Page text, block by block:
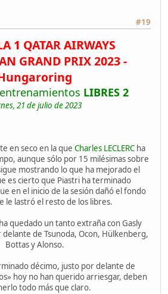
#19
1 QATAR AIRWAYS
GRAND PRIX 2023 -
LIBRES 2
21 de julio de 2023
en seco en la que Charles LECLERC ha
aunque sólo por 15 milésimas sobre
mostrando lo que ha mejorado el
es cierto que Piastri ha terminado
en el inicio de la sesión dañó el fondo
le lastró el resto de los libres.
quedado un tanto extraña con Gasly
de Tsunoda, Ocon, Hülkenberg,
Bottas y Alonso.
décimo, justo por delante de
hoy no han querido arriesgar, deben
todo más que claro.